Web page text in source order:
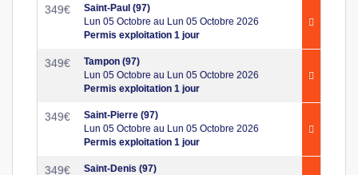
349€
Saint-Paul (97)
Lun 05 Octobre au Lun 05 Octobre 2026
Permis exploitation 1 jour
349€
Tampon (97)
Lun 05 Octobre au Lun 05 Octobre 2026
Permis exploitation 1 jour
349€
Saint-Pierre (97)
Lun 05 Octobre au Lun 05 Octobre 2026
Permis exploitation 1 jour
349€
Saint-Denis (97)